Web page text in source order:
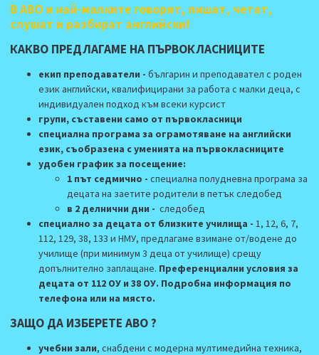
В АВО и най-малките говорят, пишат, четат,
слушат и разбират английски!
КАКВО ПРЕДЛАГАМЕ НА ПЪРВОКЛАСНИЦИТЕ
eкип преподаватели - българин и преподавател с роден
език английски, квалифицирани за работа с малки деца, с
индивидуален подход към всеки курсист
групи, съставени само от първокласници
специална програма за ограмотяване на английски
език, съобразена с уменията на първокласниците
удобен график за посещение:
1 път седмично - специална полудневна програма за
децата на заетите родители в петък следобед
в 2 делнични дни - следобед
специално за децата от близките училища - 1, 12, 6, 7,
112, 129, 38, 133 и НМУ, предлагаме взимане от/водене до
училище (при минимум 3 деца от училище) срещу
допълнително заплащане. Преференциални условия за
децата от 112 ОУ и 38 ОУ. Подробна информация по
телефона или на място.
ЗАЩО ДА ИЗБЕРЕТЕ АВО ?
учебни зали, снабдени с модерна мултимедийна техника,